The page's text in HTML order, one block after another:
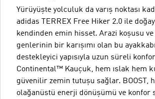
Yürüyüşte yolculuk da varış noktası
adidas TERREX Free Hiker 2.0 ile
kendinden emin hisset. Arazi koşusu
genlerinin bir karışımı olan bu
destekleyici yapısıyla uzun süreli
Continental™ Kauçuk, hem ıslak hem
güvenilir zemin tutuşu sağlar. BOOST,
olağanüstü enerji dönüşümü ve konfor